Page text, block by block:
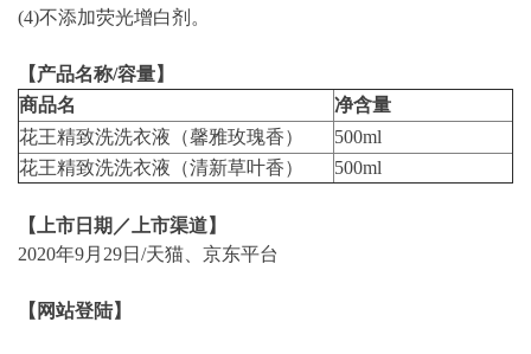
(4)不添加荧光增白剂。
【产品名称/容量】
商品名
净含量
花王精致洗洗衣液（馨雅玫瑰香）
500ml
花王精致洗洗衣液（清新草叶香）
500ml
【上市日期／上市渠道】
2020年9月29日/天猫、京东平台
【网站登陆】